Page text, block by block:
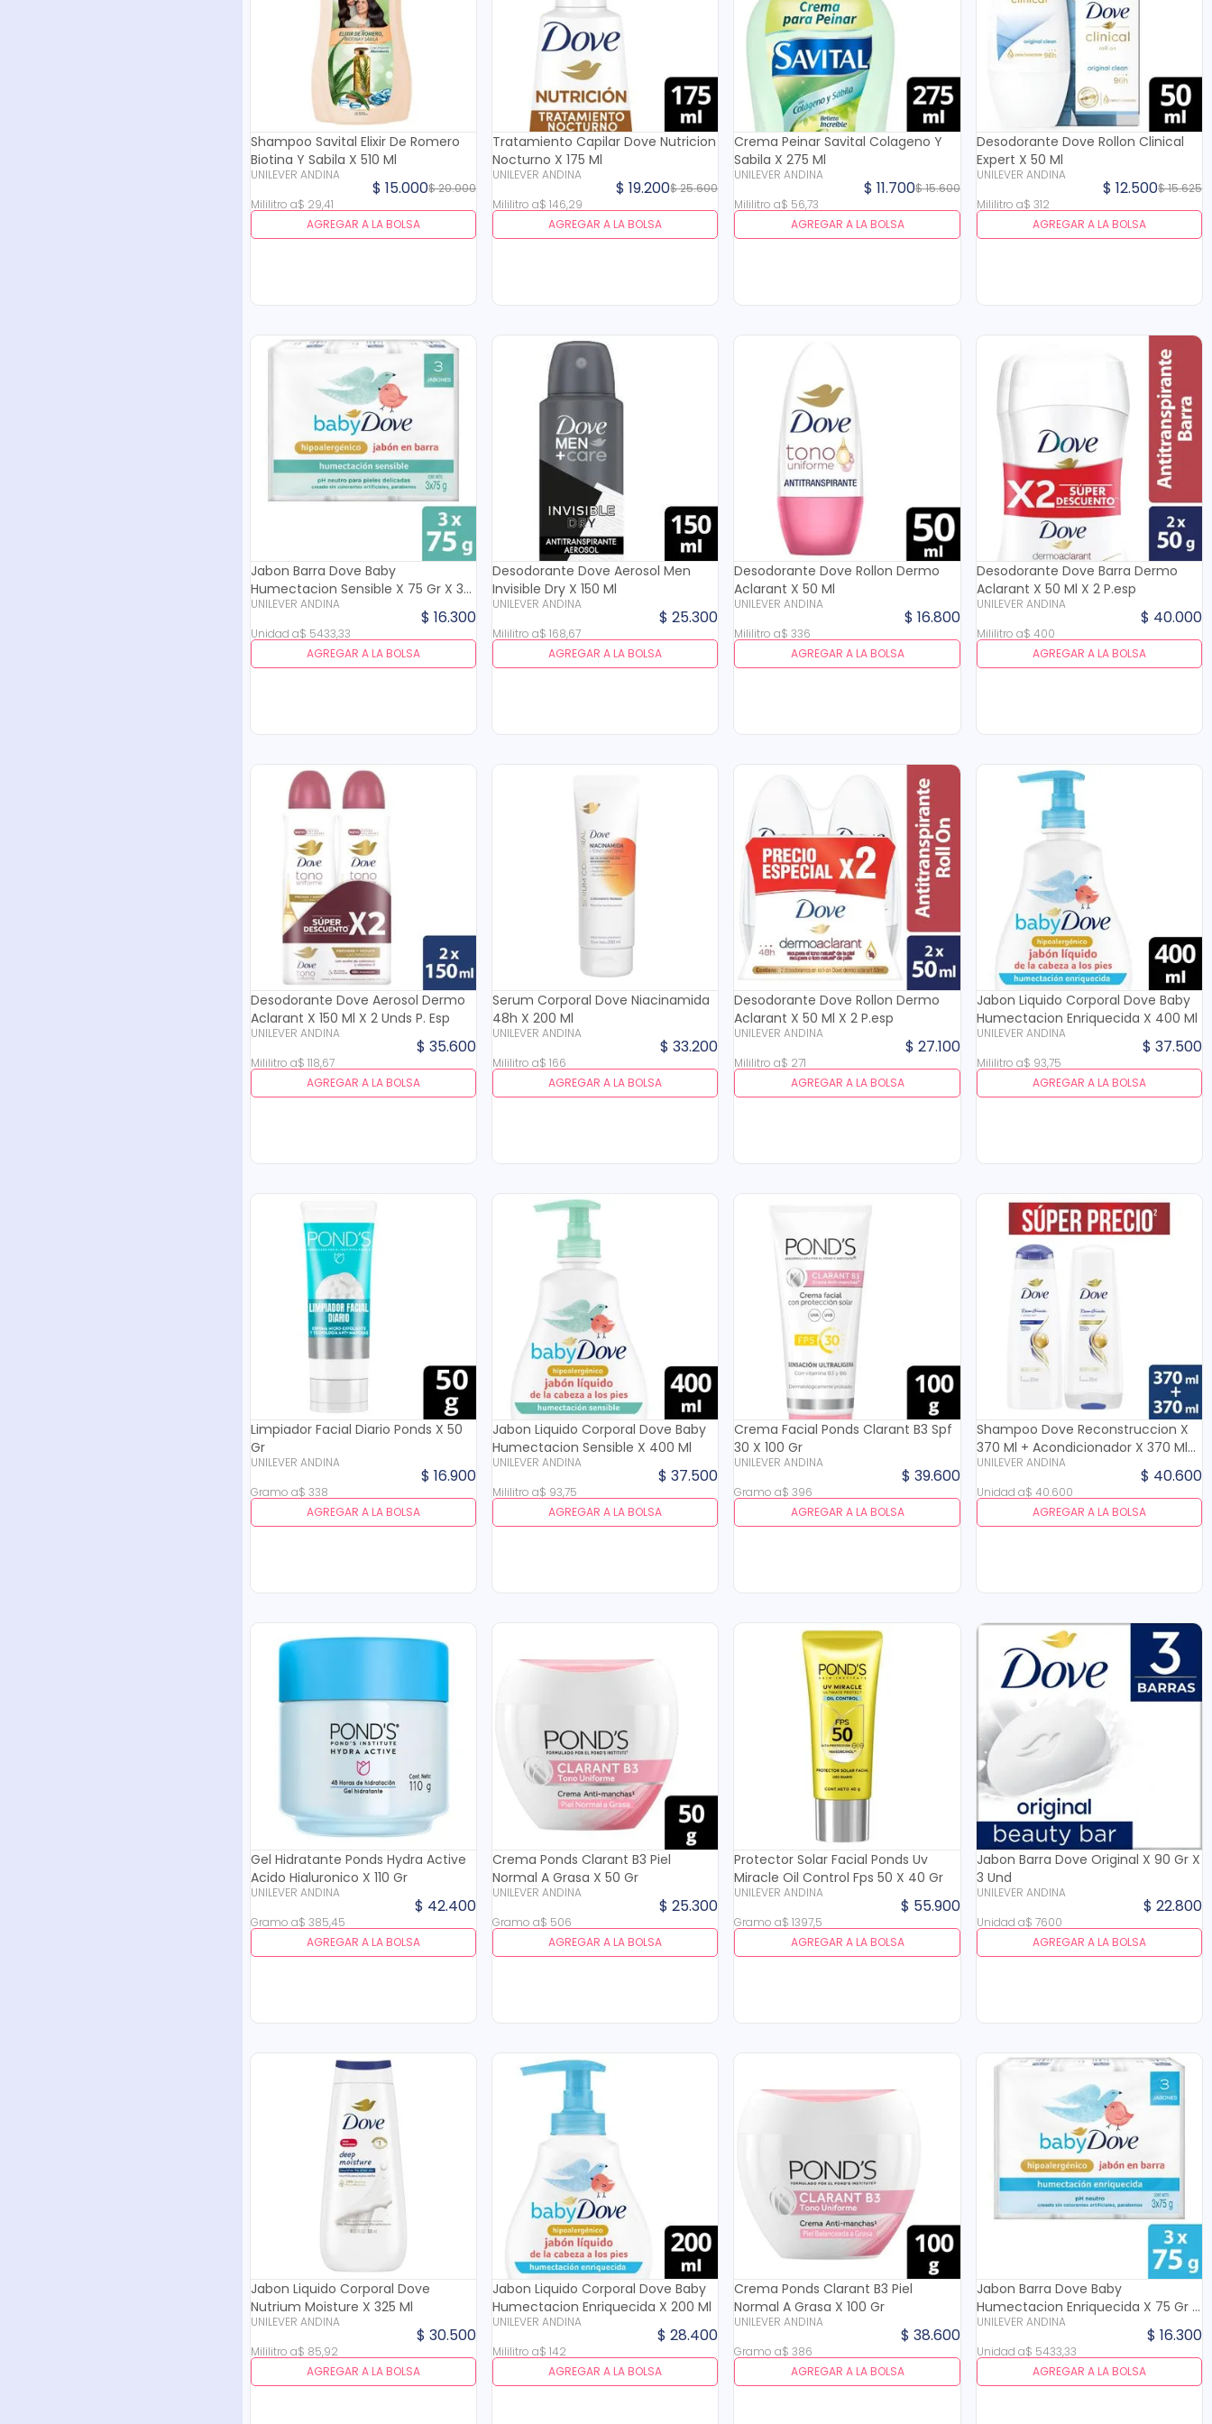
Shampoo Savital Elixir De Romero
Biotina Y Sabila X 510 Ml
UNILEVER ANDINA
$20.000
$ 15.000
Mililitro a$ 29,41
AGREGAR A LA BOLSA
Tratamiento Capilar Dove Nutricion
Nocturno X 175 Ml
UNILEVER ANDINA
$25.600
$ 19.200
Mililitro a$ 146,29
AGREGAR A LA BOLSA
Crema Peinar Savital Colageno Y
Sabila X 275 Ml
UNILEVER ANDINA
$15.600
$ 11.700
Mililitro a$ 56,73
AGREGAR A LA BOLSA
Desodorante Dove Rollon Clinical
Expert X 50 Ml
UNILEVER ANDINA
$15.625
$ 12.500
Mililitro a$ 312
AGREGAR A LA BOLSA
Jabon Barra Dove Baby
Humectacion Sensible X 75 Gr X 3
Und
UNILEVER ANDINA
$ 16.300
Unidad a$ 5433,33
AGREGAR A LA BOLSA
Desodorante Dove Aerosol Men
Invisible Dry X 150 Ml
UNILEVER ANDINA
$ 25.300
Mililitro a$ 168,67
AGREGAR A LA BOLSA
Desodorante Dove Rollon Dermo
Aclarant X 50 Ml
UNILEVER ANDINA
$ 16.800
Mililitro a$ 336
AGREGAR A LA BOLSA
Desodorante Dove Barra Dermo
Aclarant X 50 Ml X 2 P.esp
UNILEVER ANDINA
$ 40.000
Mililitro a$ 400
AGREGAR A LA BOLSA
Desodorante Dove Aerosol Dermo
Aclarant X 150 Ml X 2 Unds P. Esp
UNILEVER ANDINA
$ 35.600
Mililitro a$ 118,67
AGREGAR A LA BOLSA
Serum Corporal Dove Niacinamida
48h X 200 Ml
UNILEVER ANDINA
$ 33.200
Mililitro a$ 166
AGREGAR A LA BOLSA
Desodorante Dove Rollon Dermo
Aclarant X 50 Ml X 2 P.esp
UNILEVER ANDINA
$ 27.100
Mililitro a$ 271
AGREGAR A LA BOLSA
Jabon Liquido Corporal Dove Baby
Humectacion Enriquecida X 400 Ml
UNILEVER ANDINA
$ 37.500
Mililitro a$ 93,75
AGREGAR A LA BOLSA
Limpiador Facial Diario Ponds X 50
Gr
UNILEVER ANDINA
$ 16.900
Gramo a$ 338
AGREGAR A LA BOLSA
Jabon Liquido Corporal Dove Baby
Humectacion Sensible X 400 Ml
UNILEVER ANDINA
$ 37.500
Mililitro a$ 93,75
AGREGAR A LA BOLSA
Crema Facial Ponds Clarant B3 Spf
30 X 100 Gr
UNILEVER ANDINA
$ 39.600
Gramo a$ 396
AGREGAR A LA BOLSA
Shampoo Dove Reconstruccion X
370 Ml + Acondicionador X 370 Ml
Super Precio
UNILEVER ANDINA
$ 40.600
Unidad a$ 40.600
AGREGAR A LA BOLSA
Gel Hidratante Ponds Hydra Active
Acido Hialuronico X 110 Gr
UNILEVER ANDINA
$ 42.400
Gramo a$ 385,45
AGREGAR A LA BOLSA
Crema Ponds Clarant B3 Piel
Normal A Grasa X 50 Gr
UNILEVER ANDINA
$ 25.300
Gramo a$ 506
AGREGAR A LA BOLSA
Protector Solar Facial Ponds Uv
Miracle Oil Control Fps 50 X 40 Gr
UNILEVER ANDINA
$ 55.900
Gramo a$ 1397,5
AGREGAR A LA BOLSA
Jabon Barra Dove Original X 90 Gr X
3 Und
UNILEVER ANDINA
$ 22.800
Unidad a$ 7600
AGREGAR A LA BOLSA
Jabon Liquido Corporal Dove
Nutrium Moisture X 325 Ml
UNILEVER ANDINA
$ 30.500
Mililitro a$ 85,92
AGREGAR A LA BOLSA
Jabon Liquido Corporal Dove Baby
Humectacion Enriquecida X 200 Ml
UNILEVER ANDINA
$ 28.400
Mililitro a$ 142
AGREGAR A LA BOLSA
Crema Ponds Clarant B3 Piel
Normal A Grasa X 100 Gr
UNILEVER ANDINA
$ 38.600
Gramo a$ 386
AGREGAR A LA BOLSA
Jabon Barra Dove Baby
Humectacion Enriquecida X 75 Gr X
3 Und
UNILEVER ANDINA
$ 16.300
Unidad a$ 5433,33
AGREGAR A LA BOLSA